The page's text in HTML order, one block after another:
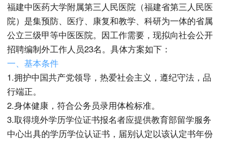
福建中医药大学附属第三人民医院（福建省第三人民医
院）是集预防、医疗、康复和教学、科研为一体的省属
公立三级甲等中医医院。因工作需要，现拟向社会公开
招聘编制外工作人员23名。具体方案如下：
一、基本条件
1.拥护中国共产党领导，热爱社会主义，遵纪守法，品
行端正。
2.身体健康，符合公务员录用体检标准。
3.取得境外学历学位证书报名者应提供教育部留学服务
中心出具的学历学位认证书，届别认定以该认定书年份